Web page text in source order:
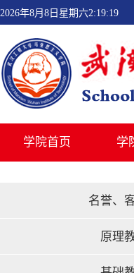
2026年8月8日星期六2:19:19
学院首页 学
名誉、
原理